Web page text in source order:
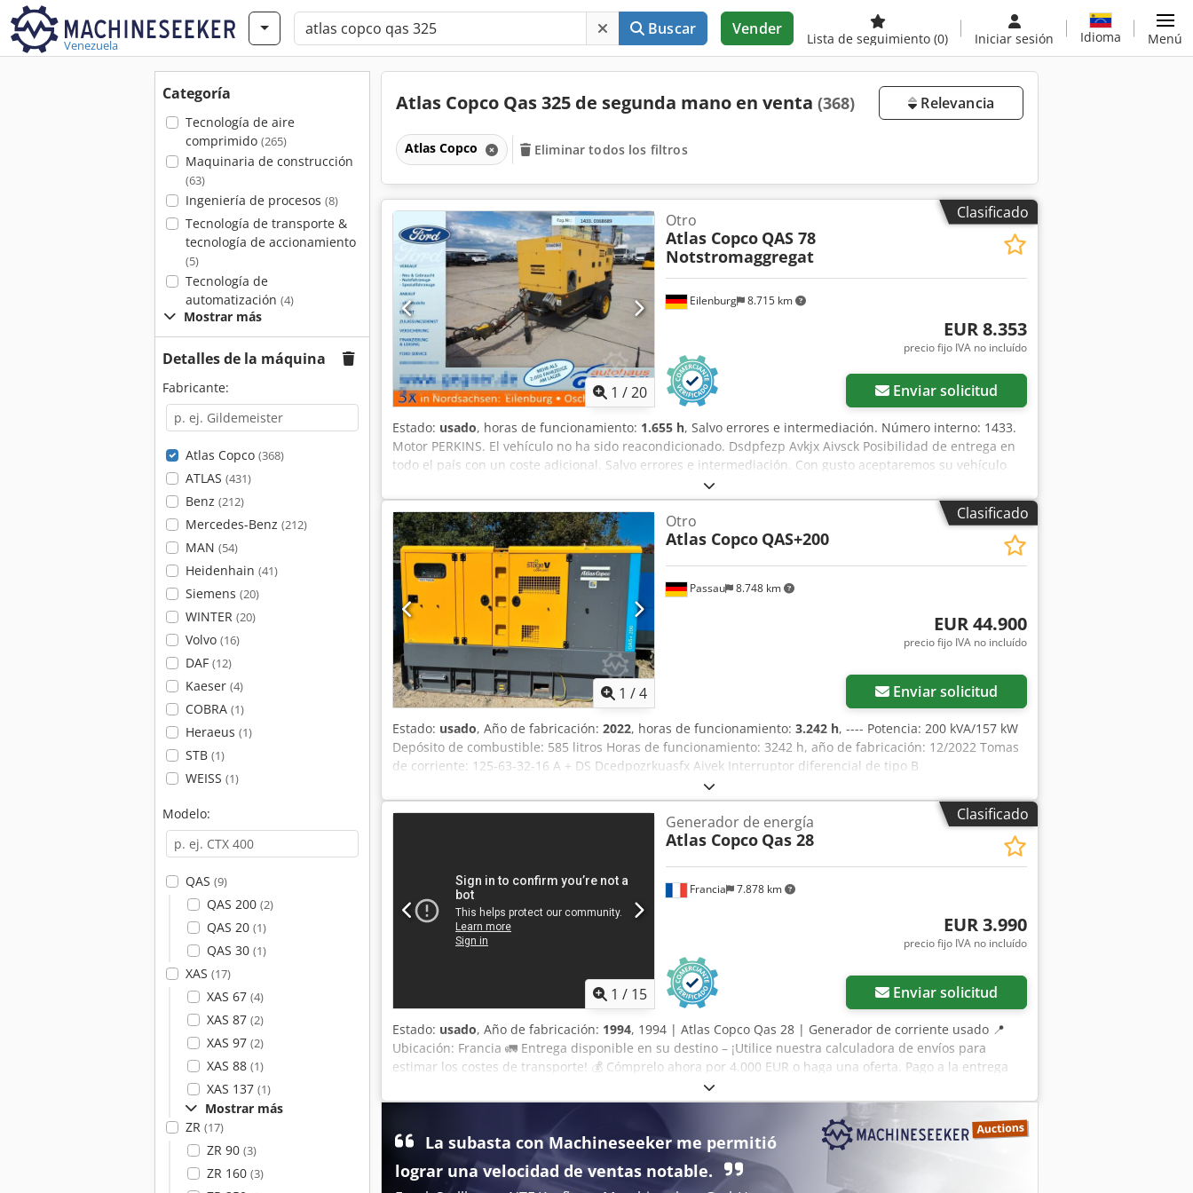
Venezuela
Buscar Vender
Lista de seguimiento (0) Iniciar sesión Idioma Menú
Categoría
Tecnología de aire
comprimido (265)
Maquinaria de construcción
(63)
Ingeniería de procesos (8)
Tecnología de transporte &
tecnología de accionamiento
(5)
Tecnología de
automatización (4)
Mostrar más
Detalles de la máquina
Fabricante:
Atlas Copco (368)
ATLAS (431)
Benz (212)
Mercedes-Benz (212)
MAN (54)
Heidenhain (41)
Siemens (20)
WINTER (20)
Volvo (16)
DAF (12)
Kaeser (4)
COBRA (1)
Heraeus (1)
STB (1)
WEISS (1)
Modelo:
QAS (9)
QAS 200 (2)
QAS 20 (1)
QAS 30 (1)
XAS (17)
XAS 67 (4)
XAS 87 (2)
XAS 97 (2)
XAS 88 (1)
XAS 137 (1)
Mostrar más
ZR (17)
ZR 90 (3)
ZR 160 (3)
Atlas Copco Qas 325 de segunda mano en venta (368) Relevancia
Atlas Copco Eliminar todos los filtros
Clasificado
1 /20
Eilenburg 8.715 km
Otro
Atlas Copco QAS 78
Notstromaggregat
EUR 8.353
precio fijo IVA no incluído
Enviar solicitud
Estado: usado, horas de funcionamiento: 1.655 h, Salvo errores e intermediación. Número interno: 1433.
Motor PERKINS. El vehículo no ha sido reacondicionado. Dsdpfezp Avkjx Aivsck Posibilidad de entrega en
todo el país con un coste adicional. Salvo errores e intermediación. Con gusto aceptaremos su vehículo
como parte del pago. Posibilidad de financiación/leasing, incluso sin entrada. ¿Tiene alguna pregunta?
¡Estaremos encantados de asesorarle!
Clasificado
1 /4
Passau 8.748 km
Otro
Atlas Copco QAS+200
EUR 44.900
precio fijo IVA no incluído
Enviar solicitud
Estado: usado, Año de fabricación: 2022, horas de funcionamiento: 3.242 h, ---- Potencia: 200 kVA/157 kW
Depósito de combustible: 585 litros Horas de funcionamiento: 3242 h, año de fabricación: 12/2022 Tomas
de corriente: 125-63-32-16 A + DS Dcedpozrkuasfx Aivek Interruptor diferencial de tipo B
Clasificado
1 / 15
Francia 7.878 km
Generador de energía
Atlas Copco Qas 28
EUR 3.990
precio fijo IVA no incluído
Enviar solicitud
Estado: usado, Año de fabricación: 1994, 1994 | Atlas Copco Qas 28 | Generador de corriente usado 📍
Ubicación: Francia 🚛 Entrega disponible en su destino – ¡Utilice nuestra calculadora de envíos para
estimar los costes de transporte! 💰 Cómprelo ahora por 4.000 EUR o haga una oferta. Pago a la entrega
disponible por una tarifa asequible (sujeto a aprobación)* 👷‍♂️ Inspeccionado por un experto
independiente 23 puntos de inspección, 18 aprobados ✅ 2 imperfectos ℹ️ 0 problemas ⚠️ Dcodpfx Aijy
Rukfovok 📌 Comentario del inspector: Generador de 30 kVA, 77A/44A 230V/400V. Fusibles de 40A y 16A. Se
ha añadido improvisadamente una toma adicional de 32A. Número de horas de funcionamiento
desconocido. Funciona correctamente. Año de fabricación: 1994. 📄 ¿Desea ver la inspección completa,
fotos adicionales o un vídeo? Consejo: la referencia “39926 Equippo” se utiliza habitualmente para buscar
La subasta con Machineseeker me permitió
lograr una velocidad de ventas notable.